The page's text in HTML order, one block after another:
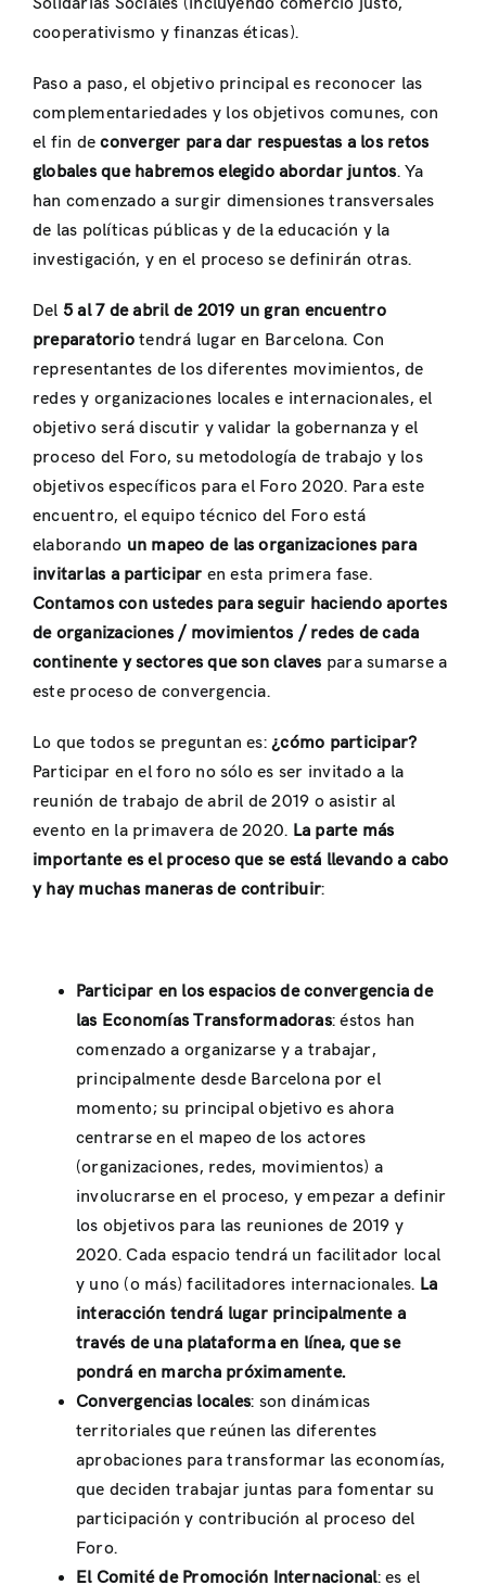
cooperativismo y finanzas éticas).
Paso a paso, el objetivo principal es reconocer las
complementariedades y los objetivos comunes, con
el fin deconverger para dar respuestas a los retos
globales que habremos elegido abordar juntos. Ya
han comenzado a surgir dimensiones transversales
de las políticas públicas y de la educación y la
investigación, y en el proceso se definirán otras.
Del 5 al 7 de abril de 2019 un gran encuentro
preparatoriotendrá lugar en Barcelona. Con
representantes de los diferentes movimientos, de
redes y organizaciones locales e internacionales, el
objetivo será discutir y validar la gobernanza y el
proceso del Foro, su metodología de trabajo y los
objetivos específicos para el Foro 2020. Para este
encuentro, el equipo técnico del Foro está
elaborando un mapeo de las organizaciones para
invitarlas a participar en esta primera fase.
Contamos con ustedes para seguir haciendo aportes
de organizaciones / movimientos / redes de cada
continente y sectores que son claves para sumarse a
este proceso de convergencia.
Lo que todos se preguntan es:¿cómo participar?
Participar en el foro no sólo es ser invitado a la
reunión de trabajo de abril de 2019 o asistir al
evento en la primavera de 2020. La parte más
importante es el proceso que se está llevando a cabo
y hay muchas maneras de contribuir:
Participar en los espacios de convergencia de
las Economías Transformadoras: éstos han
comenzado a organizarse y a trabajar,
principalmente desde Barcelona por el
momento; su principal objetivo es ahora
centrarse en el mapeo de los actores
(organizaciones, redes, movimientos) a
involucrarse en el proceso, y empezar a definir
los objetivos para las reuniones de 2019 y
2020. Cada espacio tendrá un facilitador local
y uno (o más) facilitadores internacionales. La
interacción tendrá lugar principalmente a
través de una plataforma en línea, que se
pondrá en marcha próximamente.
Convergencias locales: son dinámicas
territoriales que reúnen las diferentes
aprobaciones para transformar las economías,
que deciden trabajar juntas para fomentar su
participación y contribución al proceso del
Foro.
El Comité de Promoción Internacional: es el